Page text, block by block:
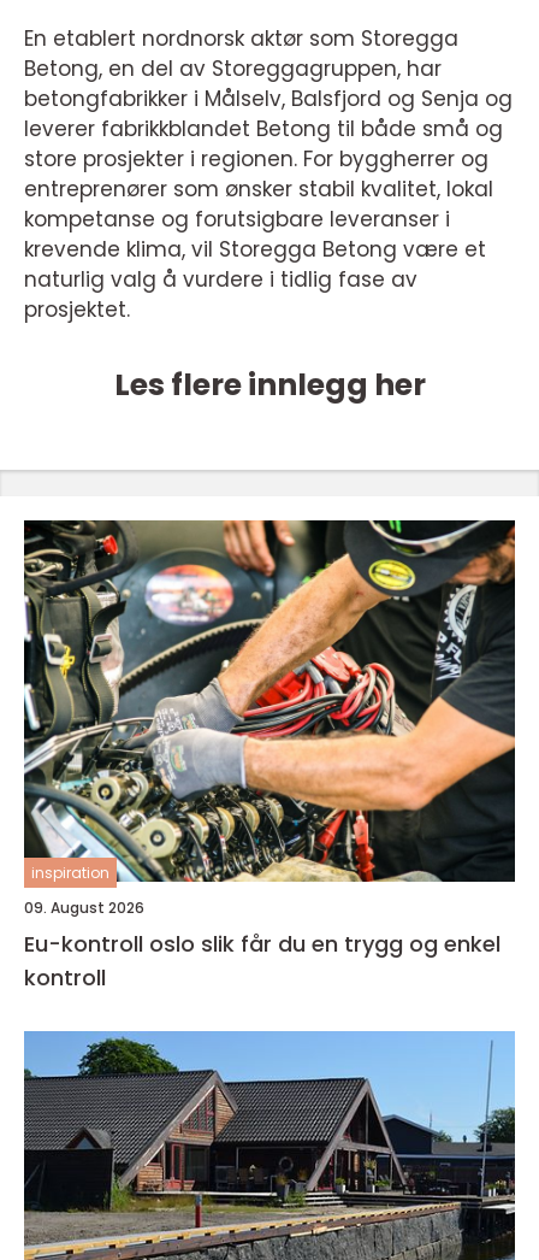
En etablert nordnorsk aktør som Storegga
Betong, en del av Storeggagruppen, har
betongfabrikker i Målselv, Balsfjord og Senja og
leverer fabrikkblandet Betong til både små og
store prosjekter i regionen. For byggherrer og
entreprenører som ønsker stabil kvalitet, lokal
kompetanse og forutsigbare leveranser i
krevende klima, vil Storegga Betong være et
naturlig valg å vurdere i tidlig fase av
prosjektet.
Les flere innlegg her
inspiration
09. August 2026
Eu-kontroll oslo slik får du en trygg og enkel
kontroll